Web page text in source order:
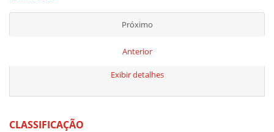
Próximo
Anterior
Exibir detalhes
CLASSIFICAÇÃO